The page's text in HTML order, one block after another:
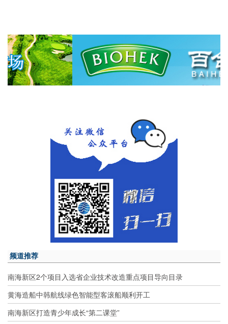
频道推荐
南海新区2个项目入选省企业技术改造重点项目导向目录
黄海造船中韩航线绿色智能型客滚船顺利开工
南海新区打造青少年成长“第二课堂”